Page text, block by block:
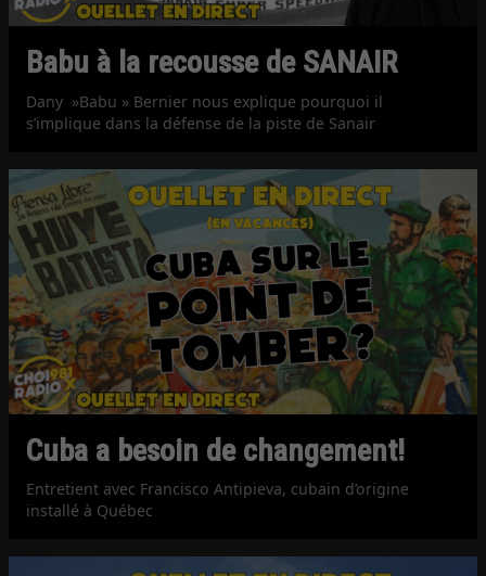
Babu à la recousse de SANAIR
Dany »Babu » Bernier nous explique pourquoi il
s’implique dans la défense de la piste de Sanair
Cuba a besoin de changement!
Entretient avec Francisco Antipieva, cubain d’origine
installé à Québec